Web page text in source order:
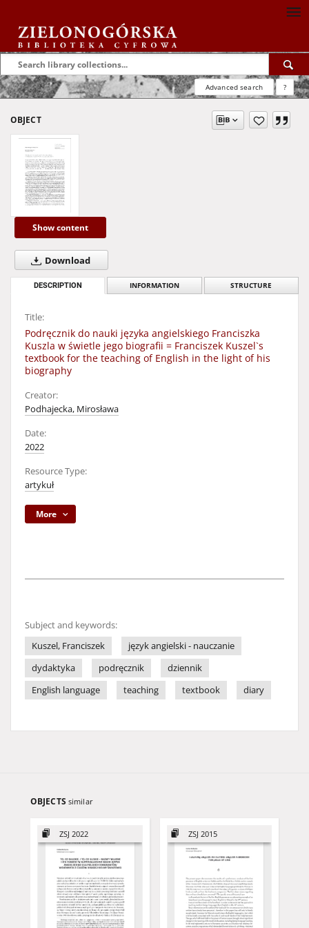
Advanced search ?
OBJECT
Show content
Download
DESCRIPTION INFORMATION STRUCTURE
Title:
Podręcznik do nauki języka angielskiego Franciszka
Kuszla w świetle jego biografii = Franciszek Kuszel`s
textbook for the teaching of English in the light of his
biography
Creator:
Podhajecka, Mirosława
Date:
2022
Resource Type:
artykuł
More
Subject and keywords:
Kuszel, Franciszek
język angielski - nauczanie
dydaktyka
podręcznik
dziennik
English language
teaching textbook diary
OBJECTS similar
ZSJ 2022 ZSJ 2015